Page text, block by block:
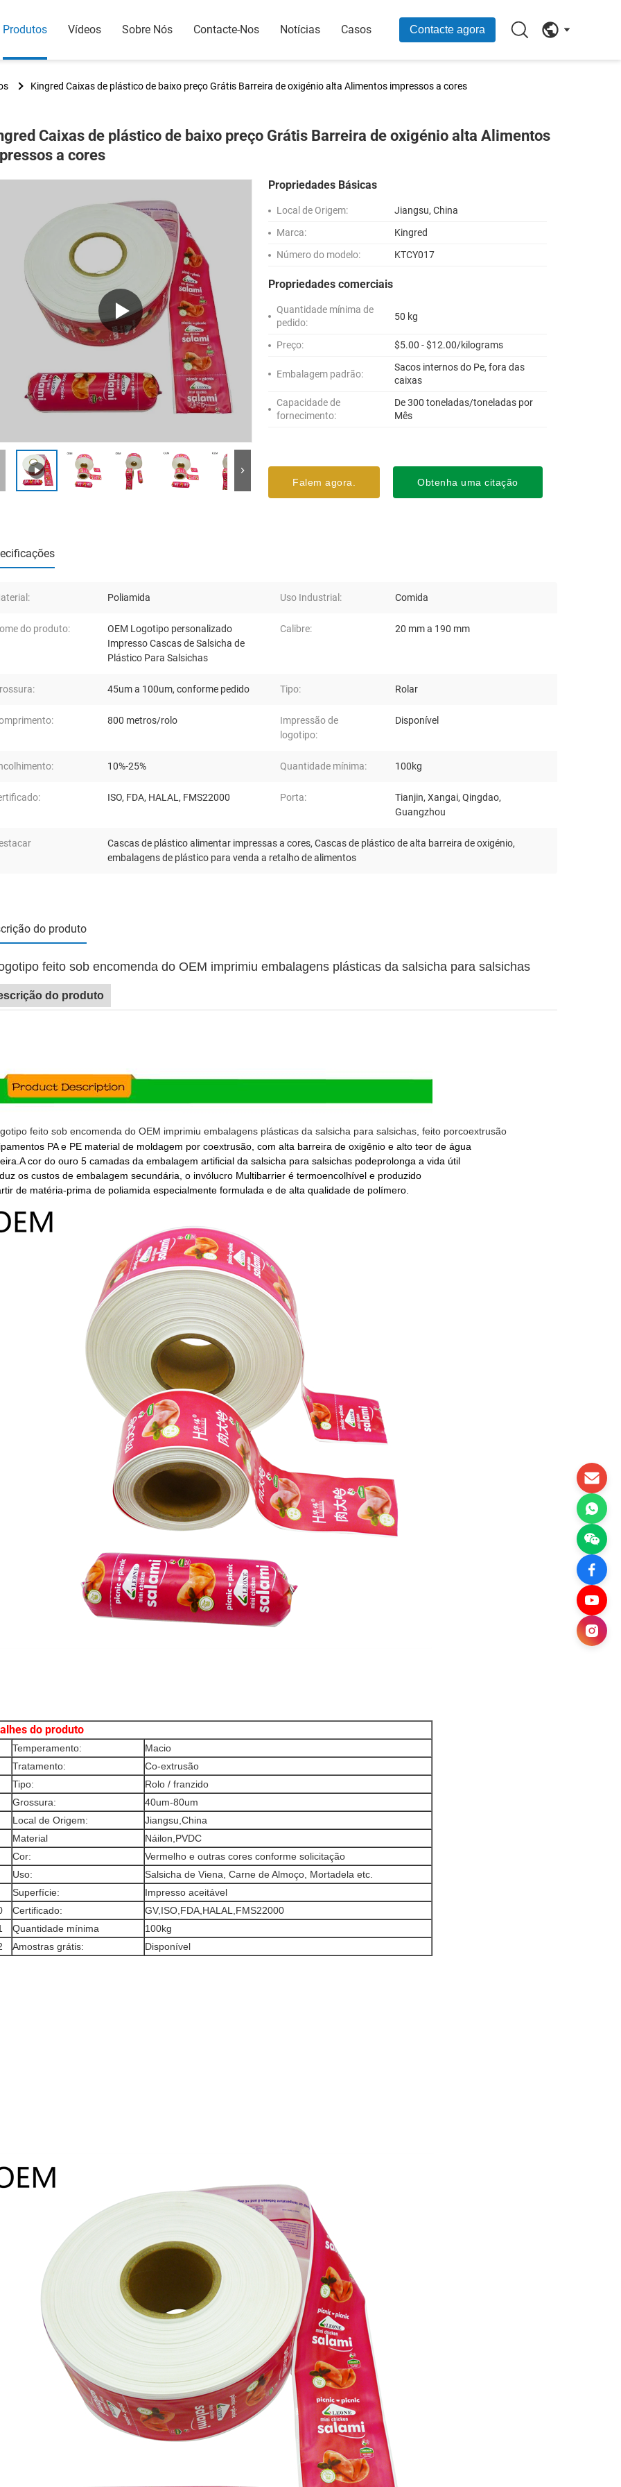
Produtos Vídeos Sobre Nós Contacte-Nos Notícias Casos Contacte agora
Kingred Caixas de plástico de baixo preço Grátis Barreira de oxigénio alta Alimentos impressos a cores
Caixas de plástico de baixo preço Grátis Barreira de oxigénio alta Alimentos
a cores
Propriedades Básicas
Local de Origem:
Jiangsu, China
Marca:
Kingred
Número do modelo:
KTCY017
Propriedades comerciais
Quantidade mínima de
pedido:
50 kg
Preço: $5.00 - $12.00/kilograms
Embalagem padrão:
Sacos internos do Pe, fora das
caixas
Capacidade de
fornecimento:
De 300 toneladas/toneladas por
Mês
Falem agora. Obtenha uma citação
Poliamida Uso Industrial: Comida
do produto:
OEM Logotipo personalizado
Impresso Cascas de Salsicha de
Plástico Para Salsichas
Calibre: 20 mm a 190 mm
45um a 100um, conforme pedido Tipo: Rolar
800 metros/rolo
Impressão de
logotipo:
Disponível
10%-25% Quantidade mínima: 100kg
ISO, FDA, HALAL, FMS22000 Porta:
Tianjin, Xangai, Qingdao,
Guangzhou
Cascas de plástico alimentar impressas a cores, Cascas de plástico de alta barreira de oxigénio,
embalagens de plástico para venda a retalho de alimentos
do produto
feito sob encomenda do OEM imprimiu embalagens plásticas da salsicha para salsichas
do produto
feito sob encomenda do OEM imprimiu embalagens plásticas da salsicha para salsichas, feito porcoextrusão
PA e PE material de moldagem por coextrusão, com alta barreira de oxigênio e alto teor de água
A cor do ouro 5 camadas da embalagem artificial da salsicha para salsichas podeprolonga a vida útil
os custos de embalagem secundária, o invólucro Multibarrier é termoencolhível e produzido
de matéria-prima de poliamida especialmente formulada e de alta qualidade de polímero.
do produto
Temperamento:
Macio
Tratamento:
Co-extrusão
Tipo:
Rolo / franzido
Grossura:
40um-80um
Local de Origem:
Jiangsu,China
Material
Náilon,PVDC
Cor:
Vermelho e outras cores conforme solicitação
Uso:
Salsicha de Viena, Carne de Almoço, Mortadela etc.
Superfície:
Impresso aceitável
Certificado:
GV,ISO,FDA,HALAL,FMS22000
Quantidade mínima
100kg
Amostras grátis: Disponível